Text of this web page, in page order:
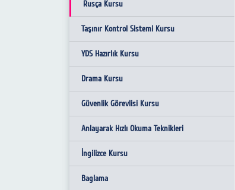
Rusça Kursu
Taşınır Kontrol Sistemi Kursu
YDS Hazırlık Kursu
Drama Kursu
Güvenlik Görevlisi Kursu
Anlayarak Hızlı Okuma Teknikleri
İngilizce Kursu
Baglama